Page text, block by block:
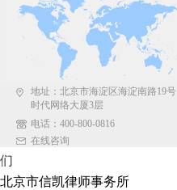
地址：北京市海淀区海淀南路19号
时代网络大厦3层
电话：400-800-0816
在线咨询
们
北京市信凯律师事务所